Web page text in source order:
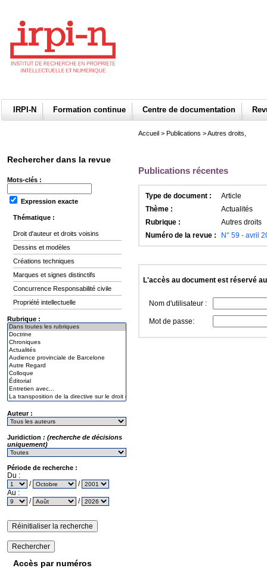
IRPI-N Formation continue Centre de documentation
Rechercher dans la revue
Mots-clés :
Expression exacte
Thématique :
Droit d'auteur et droits voisins
Dessins et modèles
Créations techniques
Marques et signes distinctifs
Concurrence Responsabilité civile
Propriété intellectuelle
Rubrique :
Auteur :
Juridiction : (recherche de décisions
uniquement)
Période de recherche :
Du :
/
/
Au :
/
/
Accès par numéros
Accueil > Publications >Autres droits,
Publications récentes
Type de document :
Article
Thème :
Actualités
Rubrique :
Autres droits
Numéro de la revue :
N° 59 - avril
L'accès au document est réservé
Nom d'utilisateur :
Mot de passe: